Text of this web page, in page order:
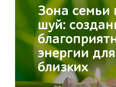
Зона семьи
шуй:
энергии
близких